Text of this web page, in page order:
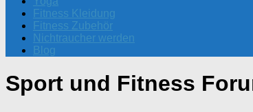
Fitness Kleidung
Fitness Zubehör
Nichtraucher werden
Blog
Sport und Fitness